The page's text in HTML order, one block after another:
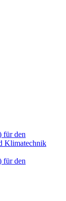
für den
Klimatechnik
für den